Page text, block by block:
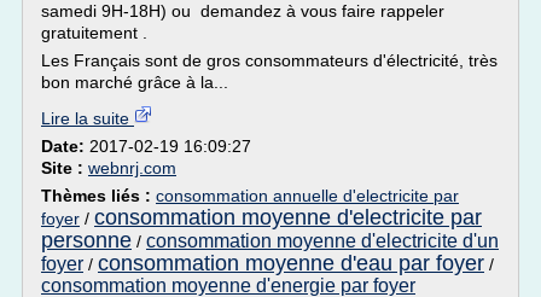
samedi 9H-18H) ou demandez à vous faire rappeler
gratuitement .
Les Français sont de gros consommateurs d'électricité, très
bon marché grâce à la...
Lire la suite
Date: 2017-02-19 16:09:27
Site : webnrj.com
Thèmes liés : consommation annuelle d'electricite par
foyer / consommation moyenne d'electricite par
personne / consommation moyenne d'electricite d'un
foyer / consommation moyenne d'eau par foyer /
consommation moyenne d'energie par foyer